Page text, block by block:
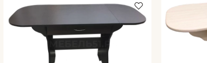
Комплектующие для кухни
Стеновые панели